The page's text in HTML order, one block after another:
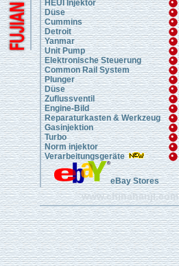
HEUI Injektor
Düse
Cummins
Detroit
Yanmar
Unit Pump
Elektronische Steuerung
Common Rail System
Plunger
Düse
Zuflussventil
Engine-Bild
Reparaturkasten & Werkzeug
Gasinjektion
Turbo
Norm injektor
Verarbeitungsgeräte
eBay Stores
www.chinahanji.com